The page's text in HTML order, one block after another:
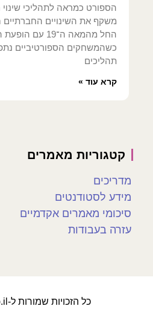
הספורט כמראה לתהליכי
משקף את השינויים
כשהמשחקים הספורטיביים
תהליכים
קרא עוד »
קטגוריות מאמרים
מדריכים
מידע לסטודנטים
סיכומי מאמרים אקדמיים
עזרה בעבודות
כל הזכויות שמורות ל-onovation.co.il